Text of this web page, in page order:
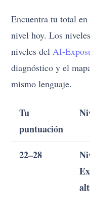
Encuentra tu total
nivel hoy. Los
niveles delAI-
diagnóstico y el
mismo lenguaje.
Tu
puntuación
22–28